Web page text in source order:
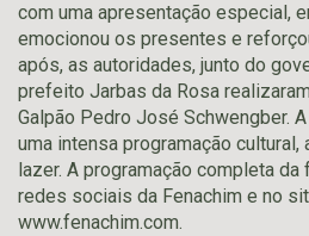
com uma apresentação especial,
emocionou os presentes e
após, as autoridades, junto do
prefeito Jarbas da Rosa
Galpão Pedro José Schwengber.
uma intensa programação
lazer. A programação completa
redes sociais da Fenachim e no
www.fenachim.com.